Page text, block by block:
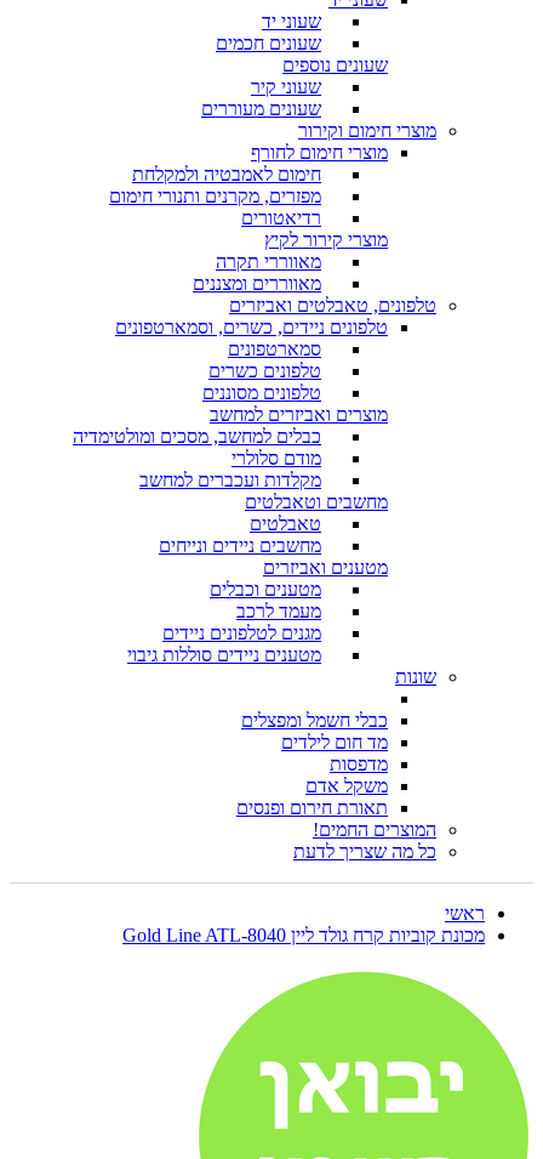
שעוני יד
שעונים חכמים
שעונים נוספים
שעוני קיר
שעונים מעוררים
מוצרי חימום וקירור
מוצרי חימום לחורף
חימום לאמבטיה ולמקלחת
מפזרים, מקרנים ותנורי חימום
רדיאטורים
מוצרי קירור לקיץ
מאווררי תקרה
מאווררים ומצננים
טלפונים, טאבלטים ואביזרים
טלפונים ניידים, כשרים, וסמארטפונים
סמארטפונים
טלפונים כשרים
טלפונים מסוננים
מוצרים ואביזרים למחשב
כבלים למחשב, מסכים ומולטימדיה
מודם סלולרי
מקלדות ועכברים למחשב
מחשבים וטאבלטים
טאבלטים
מחשבים ניידים ונייחים
מטענים ואביזרים
מטענים וכבלים
מעמד לרכב
מגנים לטלפונים ניידים
מטענים ניידים סוללות גיבוי
שונות
כבלי חשמל ומפצלים
מד חום לילדים
מדפסות
משקל אדם
תאורת חירום ופנסים
המוצרים החמים!
כל מה שצריך לדעת
ראשי
מכונת קוביות קרח גולד ליין Gold Line ATL-8040